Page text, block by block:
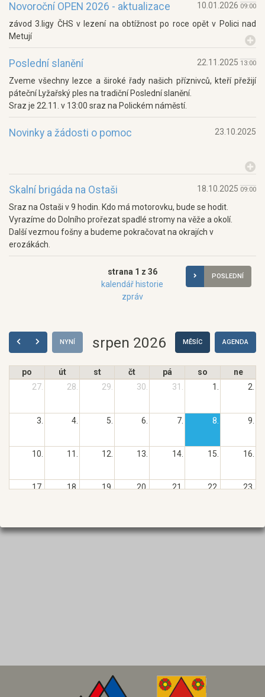
Novoroční OPEN 2026 - aktualizace 10.01.2026 09:00
závod 3.ligy ČHS v lezení na obtížnost po roce opět v Polici nad
Metují
Poslední slanění 22.11.2025 13:00
Zveme všechny lezce a široké řady našich příznivců, kteří přežijí
páteční Lyžařský ples na tradiční Poslední slanění.
Sraz je 22.11. v 13:00 sraz na Polickém náměstí.
Novinky a žádosti o pomoc 23.10.2025
Skalní brigáda na Ostaši 18.10.2025 09:00
Sraz na Ostaši v 9 hodin. Kdo má motorovku, bude se hodit.
Vyrazíme do Dolního prořezat spadlé stromy na věže a okolí.
Další vezmou fošny a budeme pokračovat na okrajích v
erozákách.
strana 1 z 36
kalendář historie
zpráv
POSLEDNÍ
NYNÍ srpen 2026 MĚSÍC AGENDA
po út st čt pá so
ne
27.
28. 29. 30. 31. 1. 2.
3. 4. 5. 6. 7. 8. 9.
10. 11. 12. 13. 14. 15. 16.
17. 18. 19. 20. 21. 22. 23.